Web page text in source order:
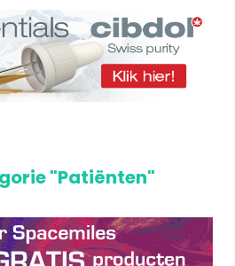
"Patiënten"